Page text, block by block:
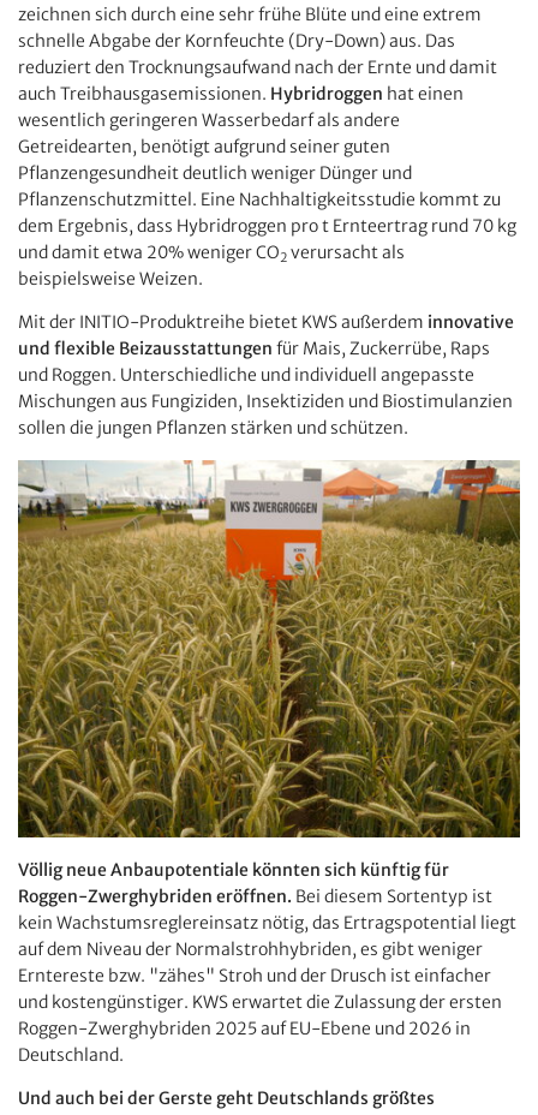
zeichnen sich durch eine sehr frühe Blüte und eine extrem
schnelle Abgabe der Kornfeuchte (Dry-Down) aus. Das
reduziert den Trocknungsaufwand nach der Ernte und damit
auch Treibhausgasemissionen. Hybridroggen hat einen
wesentlich geringeren Wasserbedarf als andere
Getreidearten, benötigt aufgrund seiner guten
Pflanzengesundheit deutlich weniger Dünger und
Pflanzenschutzmittel. Eine Nachhaltigkeitsstudie kommt zu
dem Ergebnis, dass Hybridroggen pro t Ernteertrag rund 70 kg
und damit etwa 20% weniger CO2 verursacht als
beispielsweise Weizen.
Mit der INITIO-Produktreihe bietet KWS außerdem innovative
und flexible Beizausstattungen für Mais, Zuckerrübe, Raps
und Roggen. Unterschiedliche und individuell angepasste
Mischungen aus Fungiziden, Insektiziden und Biostimulanzien
sollen die jungen Pflanzen stärken und schützen.
Völlig neue Anbaupotentiale könnten sich künftig für
Roggen-Zwerghybriden eröffnen. Bei diesem Sortentyp ist
kein Wachstumsreglereinsatz nötig, das Ertragspotential liegt
auf dem Niveau der Normalstrohhybriden, es gibt weniger
Erntereste bzw. "zähes" Stroh und der Drusch ist einfacher
und kostengünstiger. KWS erwartet die Zulassung der ersten
Roggen-Zwerghybriden 2025 auf EU-Ebene und 2026 in
Deutschland.
Und auch bei der Gerste geht Deutschlands größtes